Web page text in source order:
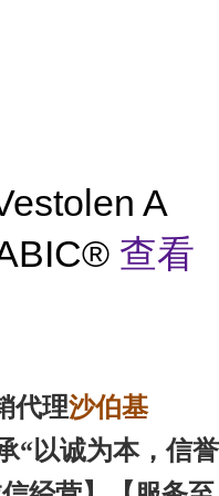
A
查看
代理沙伯基
“以诚为本，信誉